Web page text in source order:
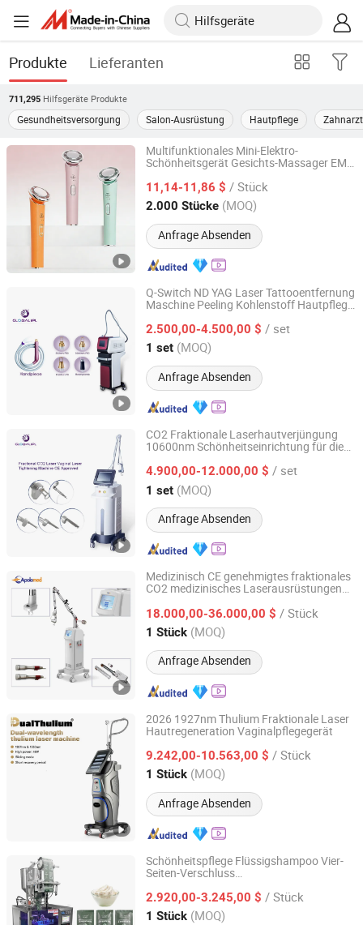
Produkte Lieferanten
711,295 Hilfsgeräte Produkte
Gesundheitsversorgung Salon-Ausrüstung Hautpflege
Multifunktionales Mini-Elektro-
Schönheitsgerät Gesichts-Massager EMS
Erwärmungstherapie Gesichtslifting-
Gerät Anti-Aging Hautpflegeausrüstung
11,14-11,86 $ / Stück
2.000 Stücke (MOQ)
Anfrage Absenden
Shenzhen Baichang Technology Co., Ltd.
Guangdong, China Seit 2025
Q-Switch ND YAG Laser Tattooentfernung
Maschine Peeling Kohlenstoff Hautpflege
2.500,00-4.500,00 $ / set
1 set (MOQ)
Anfrage Absenden
Beijing Globalipl Development Co., Ltd.
Beijing, China Seit 2009
CO2 Fraktionale Laserhautverjüngung
10600nm Schönheitseinrichtung für die
4.900,00-12.000,00 $ / set
1 set (MOQ)
Anfrage Absenden
Beijing Globalipl Development Co., Ltd.
Beijing, China Seit 2009
Medizinisch CE genehmigtes fraktionales
CO2 medizinisches Laserausrüstungen
18.000,00-36.000,00 $ / Stück
1 Stück (MOQ)
Anfrage Absenden
Shanghai Apolo Medical Technology Co., Ltd.
Shanghai, China Seit 2007
2026 1927nm Thulium Fraktionale Laser
Hautregeneration Vaginalpflegegerät
9.242,00-10.563,00 $ / Stück
1 Stück (MOQ)
Anfrage Absenden
Beijing Perfectlaser Technology Co., Ltd
Beijing, China Seit 2019
Schönheitspflege Flüssigshampoo Vier-
Seiten-Verschluss
2.920,00-3.245,00 $ / Stück
1 Stück (MOQ)
Guangzhou Zhengding Packing Machinery Co., Ltd.
Guangdong, China Seit 2025